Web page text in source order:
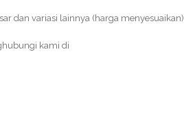
dan variasi lainnya (harga menyesuaikan)
kami di